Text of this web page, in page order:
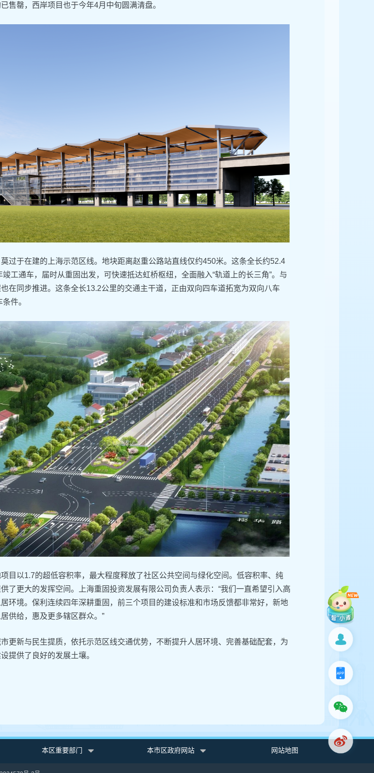
售罄，西岸项目也于今年4月中旬圆满清盘。
过于在建的上海示范区线。地块距离赵重公路站直线仅约450米。这条全长约52.4
工通车，届时从重固出发，可快速抵达虹桥枢纽，全面融入“轨道上的长三角”。与
在同步推进。这条全长13.2公里的交通主干道，正由双向四车道拓宽为双向八车
件。
目以1.7的超低容积率，最大程度释放了社区公共空间与绿化空间。低容积率、纯
了更大的发挥空间。上海重固投资发展有限公司负责人表示：“我们一直希望引入高
环境。保利连续四年深耕重固，前三个项目的建设标准和市场反馈都非常好，新地
供给，惠及更多辖区群众。”
更新与民生提质，依托示范区线交通优势，不断提升人居环境、完善基础配套，为
提供了良好的发展土壤。
本区重要部门 本市区政府网站 网站地图